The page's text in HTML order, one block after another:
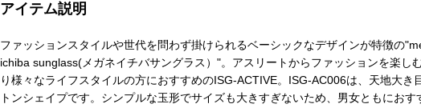
アイテム説明
ファッションスタイルや世代を問わず掛けられるベーシックなデザインが特徴の
ichiba sunglass(メガネイチバサングラス）"。アスリートからファッションを楽し
り様々なライフスタイルの方におすすめのISG-ACTIVE。ISG-AC006は、天地大き
トンシェイプです。シンプルな玉形でサイズも大きすぎないため、男女ともにおす